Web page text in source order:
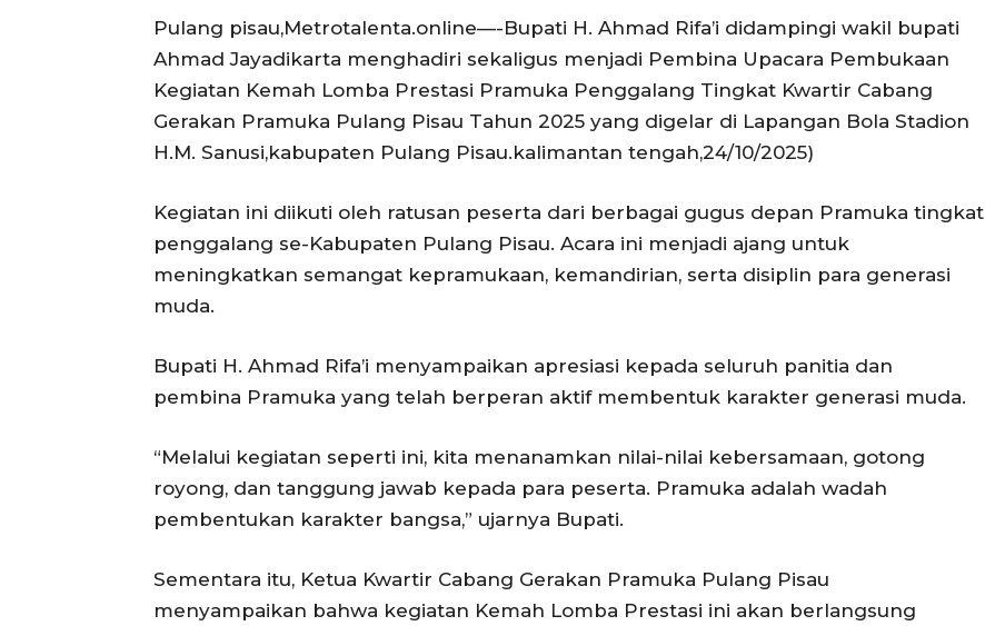
Pulang pisau,Metrotalenta.online—-Bupati H. Ahmad Rifa’i didampingi wakil bupati
Ahmad Jayadikarta menghadiri sekaligus menjadi Pembina Upacara Pembukaan
Kegiatan Kemah Lomba Prestasi Pramuka Penggalang Tingkat Kwartir Cabang
Gerakan Pramuka Pulang Pisau Tahun 2025 yang digelar di Lapangan Bola Stadion
H.M. Sanusi,kabupaten Pulang Pisau.kalimantan tengah,24/10/2025)
Kegiatan ini diikuti oleh ratusan peserta dari berbagai gugus depan Pramuka tingkat
penggalang se-Kabupaten Pulang Pisau. Acara ini menjadi ajang untuk
meningkatkan semangat kepramukaan, kemandirian, serta disiplin para generasi
muda.
Bupati H. Ahmad Rifa’i menyampaikan apresiasi kepada seluruh panitia dan
pembina Pramuka yang telah berperan aktif membentuk karakter generasi muda.
“Melalui kegiatan seperti ini, kita menanamkan nilai-nilai kebersamaan, gotong
royong, dan tanggung jawab kepada para peserta. Pramuka adalah wadah
pembentukan karakter bangsa,” ujarnya Bupati.
Sementara itu, Ketua Kwartir Cabang Gerakan Pramuka Pulang Pisau
menyampaikan bahwa kegiatan Kemah Lomba Prestasi ini akan berlangsung